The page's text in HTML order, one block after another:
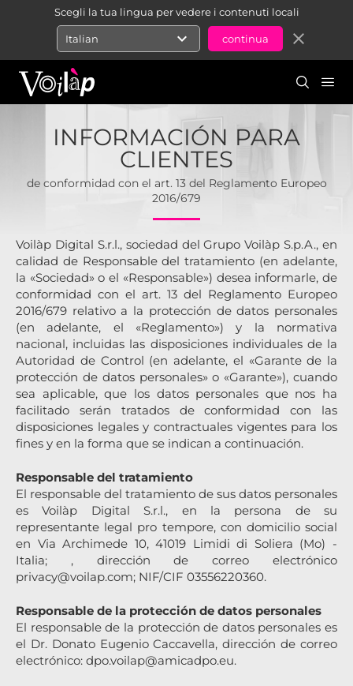
Scegli la tua lingua per vedere i contenuti locali
Italian expand_more close
INFORMACIÓN PARA
CLIENTES
de conformidad con el art. 13 del Reglamento Europeo
2016/679
Voilàp Digital S.r.l., sociedad del Grupo Voilàp S.p.A., en
calidad de Responsable del tratamiento (en adelante,
la «Sociedad» o el «Responsable») desea informarle, de
conformidad con el art. 13 del Reglamento Europeo
2016/679 relativo a la protección de datos personales
(en adelante, el «Reglamento») y la normativa
nacional, incluidas las disposiciones individuales de la
Autoridad de Control (en adelante, el «Garante de la
protección de datos personales» o «Garante»), cuando
sea aplicable, que los datos personales que nos ha
facilitado serán tratados de conformidad con las
disposiciones legales y contractuales vigentes para los
fines y en la forma que se indican a continuación.
Responsable del tratamiento
El responsable del tratamiento de sus datos personales
es Voilàp Digital S.r.l., en la persona de su
representante legal pro tempore, con domicilio social
en Via Archimede 10, 41019 Limidi di Soliera (Mo) -
Italia; , dirección de correo electrónico
privacy@voilap.com; NIF/CIF 03556220360.
Responsable de la protección de datos personales
El responsable de la protección de datos personales es
el Dr. Donato Eugenio Caccavella, dirección de correo
electrónico: dpo.voilap@amicadpo.eu.